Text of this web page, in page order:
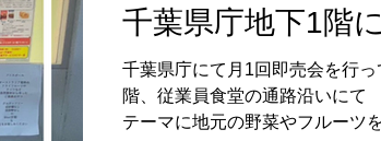
千葉県庁地下1階
千葉県庁にて月1回即売会を行
階、従業員食堂の通路沿いに
テーマに地元の野菜やフルーツ